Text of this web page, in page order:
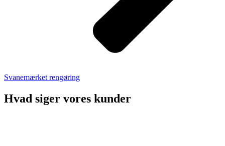
Svanemærket rengøring
Hvad siger vores kunder